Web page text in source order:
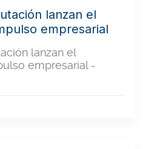
lanzan el
empresarial
lanzan el
empresarial -